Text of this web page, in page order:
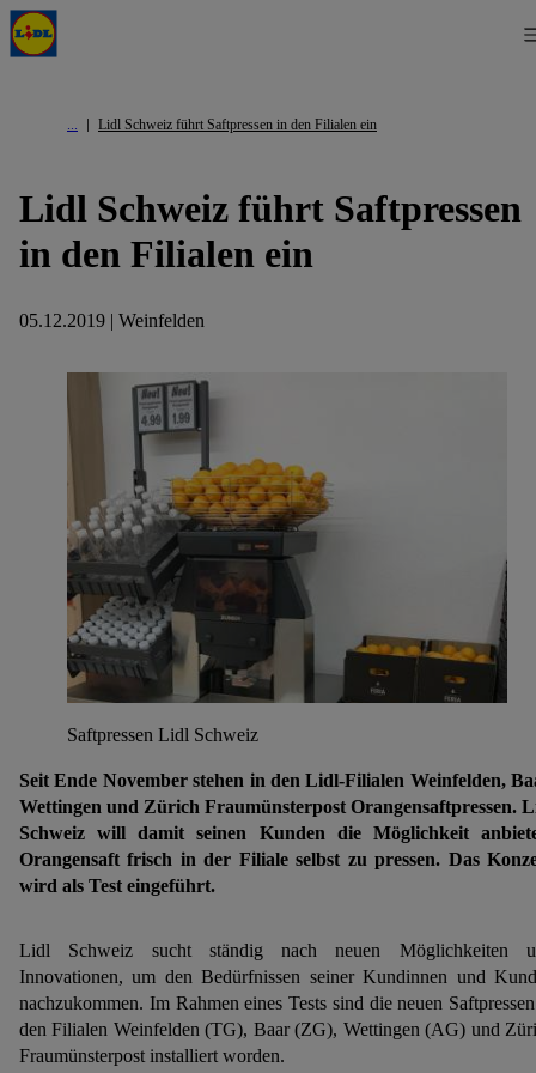
Lidl Schweiz führt Saftpressen in den Filialen ein
Lidl Schweiz führt Saftpressen
in den Filialen ein
05.12.2019 | Weinfelden
Saftpressen Lidl Schweiz
Seit Ende November stehen in den Lidl-Filialen Weinfelden,
Wettingen und Zürich Fraumünsterpost Orangensaftpressen.
Schweiz will damit seinen Kunden die Möglichkeit
Orangensaft frisch in der Filiale selbst zu pressen. Das
wird als Test eingeführt.
Lidl Schweiz sucht ständig nach neuen Möglichkeiten
Innovationen, um den Bedürfnissen seiner Kundinnen und
nachzukommen. Im Rahmen eines Tests sind die neuen
den Filialen Weinfelden (TG), Baar (ZG), Wettingen (AG) und
Fraumünsterpost installiert worden.